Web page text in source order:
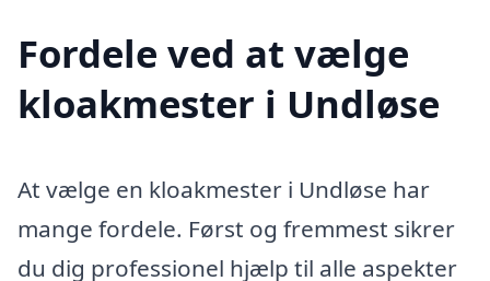
Fordele ved at vælge
kloakmester i Undløse
At vælge en kloakmester i Undløse har
mange fordele. Først og fremmest sikrer
du dig professionel hjælp til alle aspekter